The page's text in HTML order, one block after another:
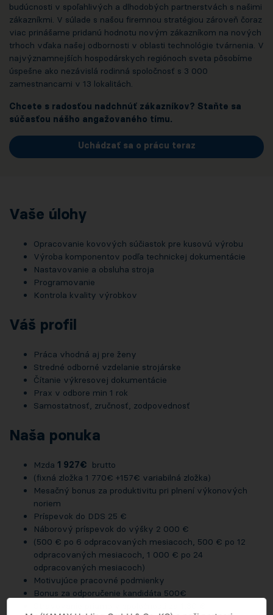
budúcnosti v spoľahlivých a dlhodobých partnerstvách s našimi
zákazníkmi. V súlade s našou firemnou stratégiou zároveň čoraz
viac prinášame pridanú hodnotu novým zákazníkom na nových
trhoch vďaka našej odbornosti v oblasti technológie tvárnenia. V
najvýznamnejších hospodárskych regiónoch sveta pôsobíme
úspešne ako nezávislá rodinná spoločnosť s 3 000
zamestnancami v 13 lokalitách.
Chcete s radosťou nadchnúť zákazníkov? Staňte sa
súčasťou nášho angažovaného tímu.
Uchádzať sa o prácu teraz
Vaše úlohy
Opracovanie kovových súčiastok pre kusovú výrobu
Výroba komponentov podľa technickej dokumentácie
Nastavovanie a obsluha stroja
Programovanie
Kontrola kvality výrobkov
Váš profil
Práca vhodná aj pre ženy
Stredné odborné vzdelanie strojárske
Čítanie výkresovej dokumentácie
Prax v odbore min 1 rok
Samostatnosť, zručnosť, zodpovednosť
Naša ponuka
Mzda 1 927€ brutto
(fixná zložka 1 770€ +157€ variabilná zložka)
Mesačný bonus za produktivitu pri plnení výkonových
noriem
Príspevok do DDS 25 €
Náborový príspevok do výšky 2 000 €
(500 € po 6 odpracovaných mesiacoch, 500 € po 12
odpracovaných mesiacoch, 1 000 € po 24
odpracovaných mesiacoch)
Motivujúce pracovné podmienky
Bonus za odporučenie kandidáta 500€